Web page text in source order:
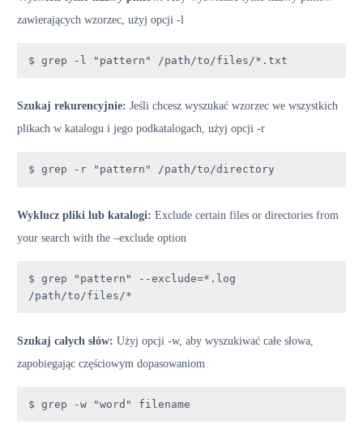
zawierających wzorzec, użyj opcji -l
$ grep -l "pattern" /path/to/files/*.txt
Szukaj rekurencyjnie: Jeśli chcesz wyszukać wzorzec we wszystkich
plikach w katalogu i jego podkatalogach, użyj opcji -r
$ grep -r "pattern" /path/to/directory
Wyklucz pliki lub katalogi: Exclude certain files or directories from
your search with the –exclude option
$ grep "pattern" --exclude=*.log
/path/to/files/*
Szukaj całych słów: Użyj opcji -w, aby wyszukiwać całe słowa,
zapobiegając częściowym dopasowaniom
$ grep -w "word" filename